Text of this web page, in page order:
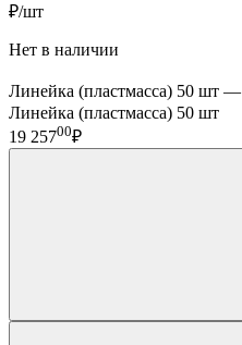
₽/шт
Нет в наличии
Линейка (пластмасса) 50 шт —
Линейка (пластмасса) 50 шт
19 25700₽